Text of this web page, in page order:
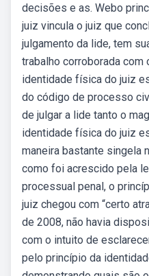
decisões e as. Webo
juiz vincula o juiz que
julgamento da lide, tem
trabalho corroborada com
identidade física do juiz
do código de processo
de julgar a lide tanto o
identidade física do juiz
maneira bastante singela
como foi acrescido pela
processual penal, o
juiz chegou com “certo
de 2008, não havia
com o intuito de
pelo princípio da